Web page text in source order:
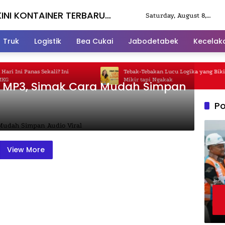
KONTAINER TERBARU
Saturday, August 8,
Truk Logistik Bea Cukai Jabodetabek
Ini Panas Sekali? Ini
Tebak-Tebakan Lucu Logika yang Bikin
Mikir tapi Ngakak
Simak Cara Mudah Simpan
View More